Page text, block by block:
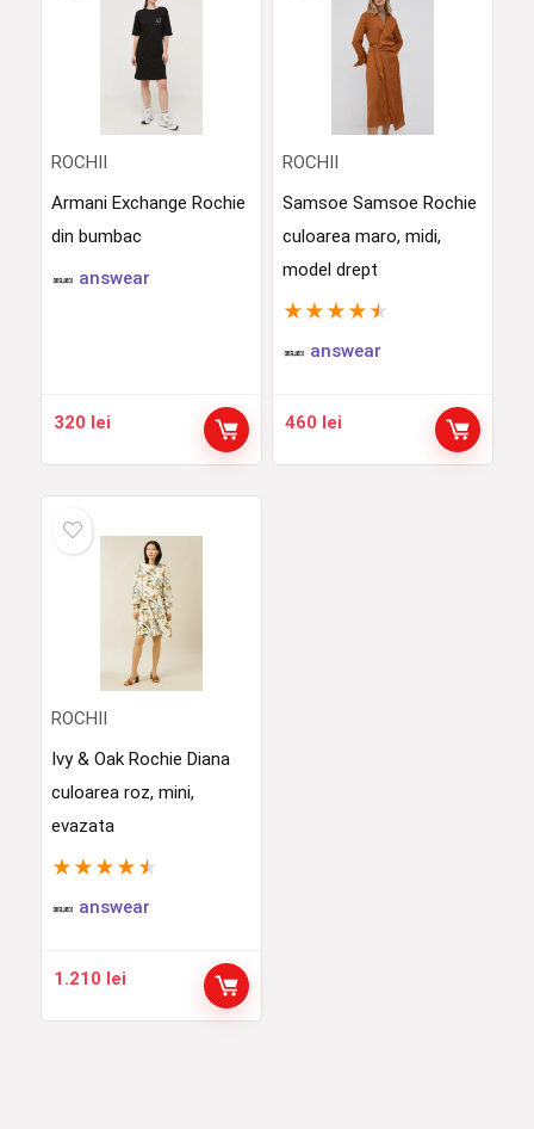
ROCHII
Armani Exchange Rochie
din bumbac
answear
320 lei
ROCHII
Samsoe Samsoe Rochie
culoarea maro, midi,
model drept
★ ★ ★ ★ ★
answear
460 lei
ROCHII
Ivy & Oak Rochie Diana
culoarea roz, mini,
evazata
★ ★ ★ ★ ★
answear
1.210 lei